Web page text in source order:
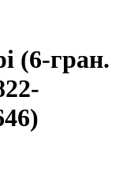
(6-гран.